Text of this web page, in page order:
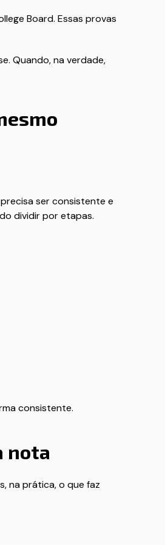
Board. Essas provas
Quando, na verdade,
ser consistente e
dividir por etapas.
consistente.
nota
na prática, o que faz